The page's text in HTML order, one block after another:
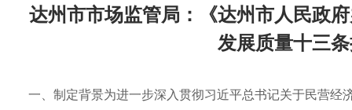
达州市市场监管局：《达州市人民政
发展质量十三
一、制定背景为进一步深入贯彻习近平总书记关于民营